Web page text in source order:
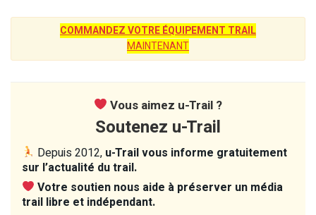
COMMANDEZ VOTRE ÉQUIPEMENT TRAIL
MAINTENANT
Vous aimez u-Trail ?
Soutenez u-Trail
Depuis 2012, u-Trail vous informe gratuitement
sur l’actualité du trail.
Votre soutien nous aide à préserver un média
trail libre et indépendant.